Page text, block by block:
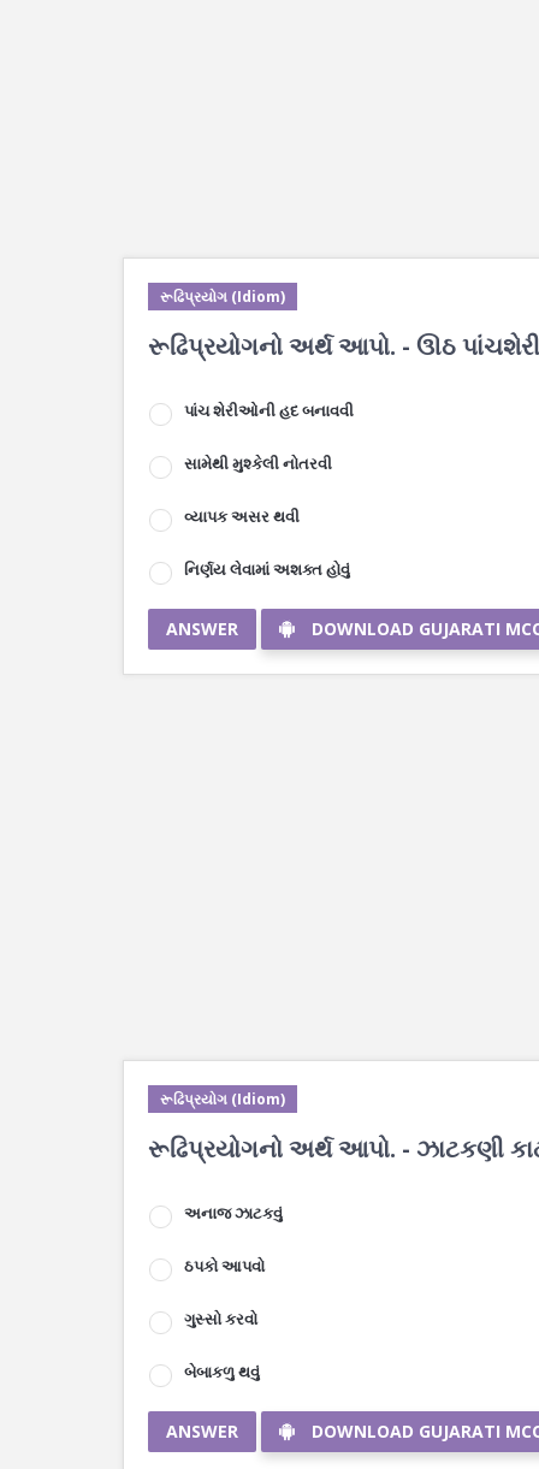
રૂઢિપ્રયોગ (Idiom)
રૂઢિપ્રયોગનો અર્થ આપો. - ઊઠ
પાંચ શેરીઓની હદ બનાવવી
સામેથી મુશ્કેલી નોતરવી
વ્યાપક અસર થવી
નિર્ણય લેવામાં અશક્ત હોવું
ANSWER DOWNLOAD GUJARATI
રૂઢિપ્રયોગ (Idiom)
રૂઢિપ્રયોગનો અર્થ આપો. - ઝાટકણી
અનાજ ઝાટકવું
ઠપકો આપવો
ગુસ્સો કરવો
બેબાકળુ થવું
ANSWER DOWNLOAD GUJARATI